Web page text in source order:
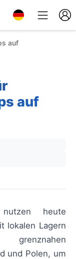
auf
auf
heute
lokalen Lagern
und Polen, um